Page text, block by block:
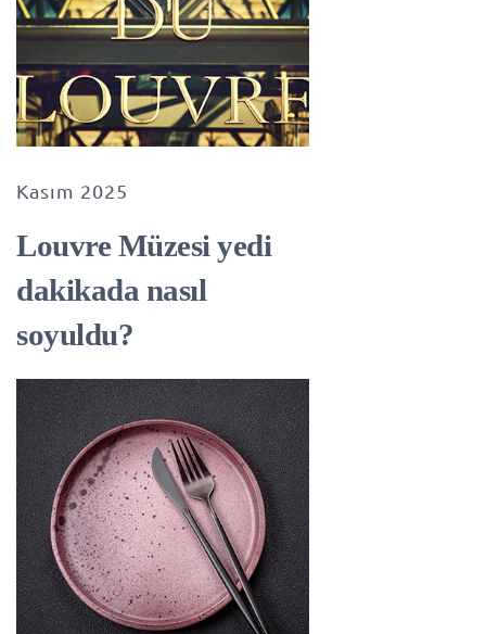
Kasım 2025
Louvre Müzesi yedi
dakikada nasıl
soyuldu?